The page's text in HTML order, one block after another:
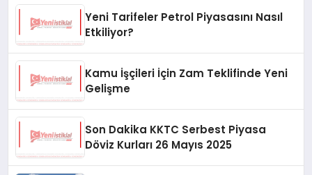
Yeni Tarifeler Petrol Piyasasını Nasıl
Etkiliyor?
Kamu İşçileri İçin Zam Teklifinde Yeni
Gelişme
Son Dakika KKTC Serbest Piyasa
Döviz Kurları 26 Mayıs 2025